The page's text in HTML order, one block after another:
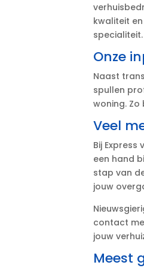
kwaliteit
specialiteit.​
Onze
Naast
spullen
woning.​ Zo
Veel
Bij
een hand
stap van
jouw
contact
jouw
Meest